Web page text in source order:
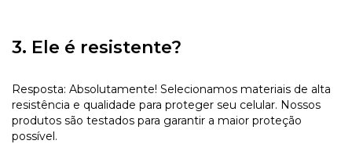
3. Ele é resistente?
Resposta: Absolutamente! Selecionamos materiais de alta
resistência e qualidade para proteger seu celular. Nossos
produtos são testados para garantir a maior proteção
possível.